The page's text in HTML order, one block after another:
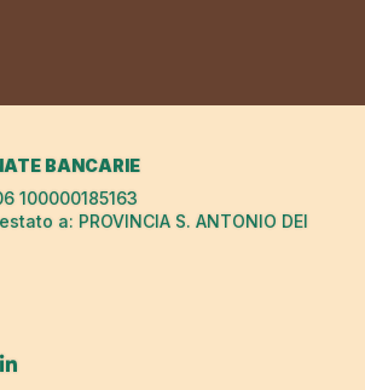
BANCARIE
100000185163
a: PROVINCIA S. ANTONIO DEI